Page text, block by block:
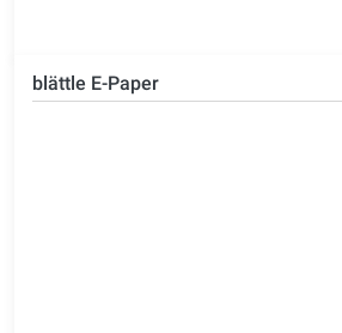
blättle E-Paper